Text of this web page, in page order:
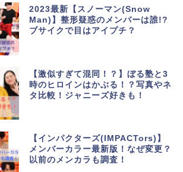
2023最新【スノーマン(Snow
Man)】整形疑惑のメンバーは誰!?
ブサイクで目はアイプチ？
【激似すぎて混同！？】ぼる塾と3
時のヒロインはかぶる！？写真やネ
タ比較！ジャニーズ好きも！
【インパクターズ(IMPACTors)】
メンバーカラー最新版！なぜ変更？
以前のメンカラも調査！